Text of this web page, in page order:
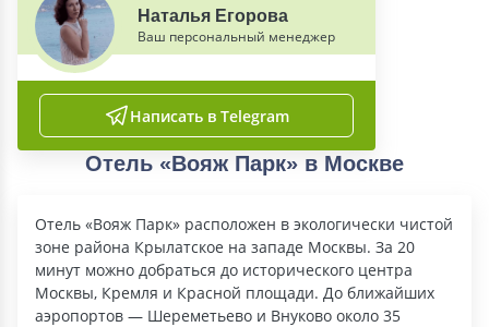
Наталья Егорова
Ваш персональный менеджер
Написать в Telegram
Отель «Вояж Парк» в Москве
Отель «Вояж Парк» расположен в экологически чистой
зоне района Крылатское на западе Москвы. За 20
минут можно добраться до исторического центра
Москвы, Кремля и Красной площади. До ближайших
аэропортов — Шереметьево и Внуково около 35